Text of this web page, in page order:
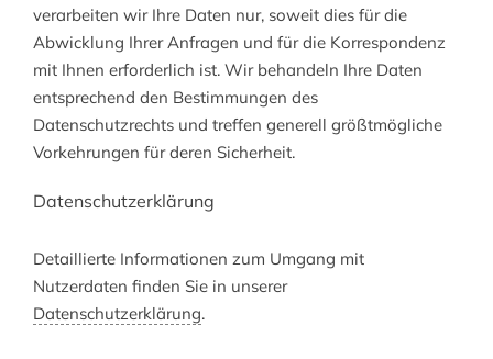
verarbeiten wir Ihre Daten nur, soweit dies für die
Abwicklung Ihrer Anfragen und für die Korrespondenz
mit Ihnen erforderlich ist. Wir behandeln Ihre Daten
entsprechend den Bestimmungen des
Datenschutzrechts und treffen generell größtmögliche
Vorkehrungen für deren Sicherheit.
Datenschutzerklärung
Detaillierte Informationen zum Umgang mit
Nutzerdaten finden Sie in unserer
Datenschutzerklärung.